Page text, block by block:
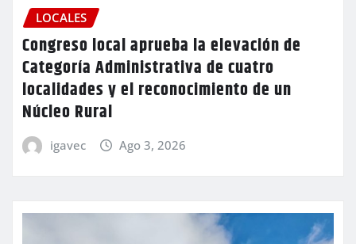
LOCALES
Congreso local aprueba la elevación de
Categoría Administrativa de cuatro
localidades y el reconocimiento de un
Núcleo Rural
igavec Ago 3, 2026